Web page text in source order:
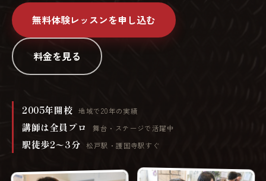
無料体験レッスンを申し込む
料金を見る
2005年開校 地域で20年の実績
講師は全員プロ 舞台・ステージで活躍中
駅徒歩2〜3分 松戸駅・護国寺駅すぐ